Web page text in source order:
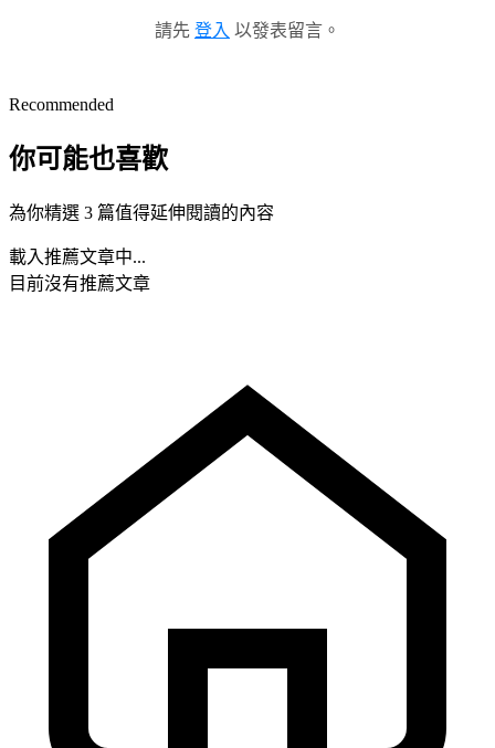
請先 登入 以發表留言。
Recommended
你可能也喜歡
為你精選 3 篇值得延伸閱讀的內容
載入推薦文章中...
目前沒有推薦文章